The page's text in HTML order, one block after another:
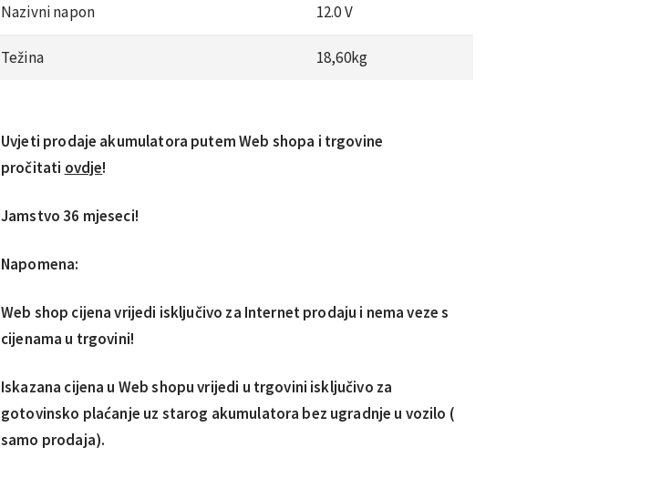
Nazivni napon 12.0 V
Težina 18,60kg
Uvjeti prodaje akumulatora putem Web shopa i trgovine
pročitati ovdje!
Jamstvo 36 mjeseci!
Napomena:
Web shop cijena vrijedi isključivo za Internet prodaju i nema veze s
cijenama u trgovini!
Iskazana cijena u Web shopu vrijedi u trgovini isključivo za
gotovinsko plaćanje uz starog akumulatora bez ugradnje u vozilo (
samo prodaja).